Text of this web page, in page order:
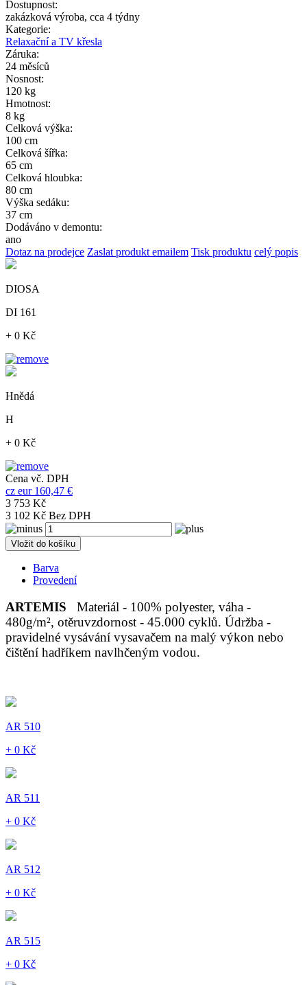
Dostupnost:
zakázková výroba, cca 4 týdny
Kategorie:
Relaxační a TV křesla
Záruka:
24 měsíců
Nosnost:
120 kg
Hmotnost:
8 kg
Celková výška:
100 cm
Celková šířka:
65 cm
Celková hloubka:
80 cm
Výška sedáku:
37 cm
Dodáváno v demontu:
ano
Dotaz na prodejce Zaslat produkt emailem Tisk produktu celý popis
DIOSA
DI 161
+ 0 Kč
Hnědá
H
+ 0 Kč
Cena vč. DPH
cz eur 160,47 €
3 753 Kč
3 102 Kč Bez DPH
Vložit do košíku
Barva
Provedení
ARTEMIS
Materiál - 100% polyester, váha -
480g/m², otěruvzdornost - 45.000 cyklů. Údržba -
pravidelné vysávání vysavačem na malý výkon nebo
čištění hadříkem navlhčeným vodou.
AR 510
+ 0 Kč
AR 511
+ 0 Kč
AR 512
+ 0 Kč
AR 515
+ 0 Kč